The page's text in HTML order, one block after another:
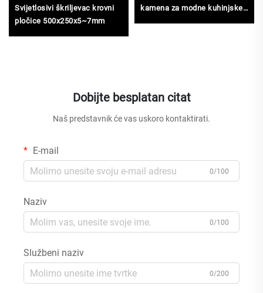
Svijetlosivi škriljevac krovni
pločice 500x250x5~7mm
kamena za modne kuhinjske
Dobijte besplatan citat
Naš predstavnik će vas uskoro kontaktirati.
E-mail
0/100
Naziv
0/100
Službeni naziv
0/200